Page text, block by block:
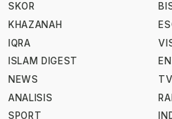
SKOR
KHAZANAH
IQRA
ISLAM DIGEST
NEWS
ANALISIS
SPORT
TV